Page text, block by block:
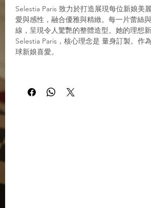
Selestia Paris 致力於打造展現每位新娘
愛與感性，融合優雅與精緻。每一片蕾絲
線，呈現令人驚艷的整體造型。她的理想
Selestia Paris，核心理念是 量身訂製。作
球新娘喜愛。